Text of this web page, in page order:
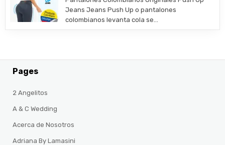
Jeans Jeans Push Up o pantalones
colombianos levanta cola se…
Pages
2 Angelitos
A & C Wedding
Acerca de Nosotros
Adriana By Lamasini